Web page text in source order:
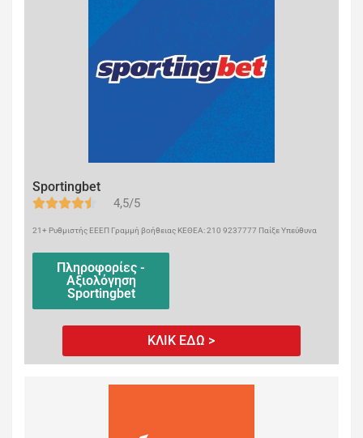
Sportingbet
4,5/5
21+ Ρυθμιστής ΕΕΕΠ Γραμμή βοήθειας ΚΕΘΕΑ: 210 9237777 Παίξε Υπεύθυνα
Πληροφορίες -
Αξιολόγηση
Sportingbet
ΚΛΙΚ ΕΔΩ >